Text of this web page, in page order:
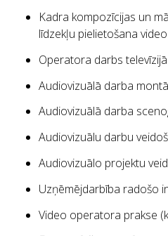
Kadra kompozīcijas un
līdzekļu pielietošana
Operatora darbs televīzijā
Audiovizuālā darba
Audiovizuālā darba
Audiovizuālu darbu
Audiovizuālo projektu
Uzņēmējdarbība radošo
Video operatora prakse